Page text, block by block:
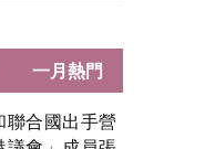
聯合國出手營
一月熱門